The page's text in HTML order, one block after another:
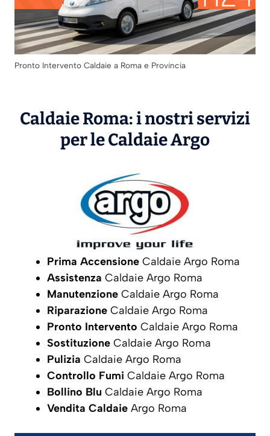
Pronto Intervento Caldaie a Roma e Provincia
Caldaie Roma: i nostri servizi
per le CaldaieArgo
Prima Accensione Caldaie Argo Roma
Assistenza Caldaie Argo Roma
Manutenzione Caldaie Argo Roma
Riparazione Caldaie Argo Roma
Pronto Intervento Caldaie Argo Roma
Sostituzione Caldaie Argo Roma
Pulizia Caldaie Argo Roma
Controllo Fumi Caldaie Argo Roma
Bollino Blu Caldaie Argo Roma
Vendita Caldaie Argo Roma